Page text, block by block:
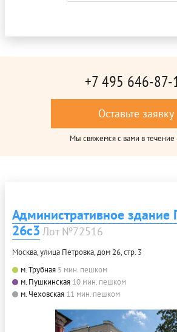
+7 495 646-87-
Оставьте заявку
Мы свяжемся с вами в течение
Административное здание
26с3 Лот №72516
Москва, улица Петровка, дом 26, стр. 3
м. Трубная 5 мин. пешком
м. Пушкинская 10 мин. пешком
м. Чеховская 11 мин. пешком